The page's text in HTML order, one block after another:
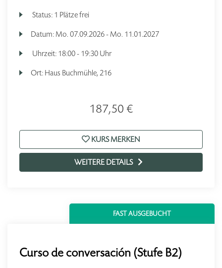
Status: 1 Plätze frei
Datum: Mo. 07.09.2026 - Mo. 11.01.2027
Uhrzeit: 18:00 - 19:30 Uhr
Ort: Haus Buchmühle, 216
187,50 €
KURS MERKEN
WEITERE DETAILS
FAST AUSGEBUCHT
Curso de conversación (Stufe B2)